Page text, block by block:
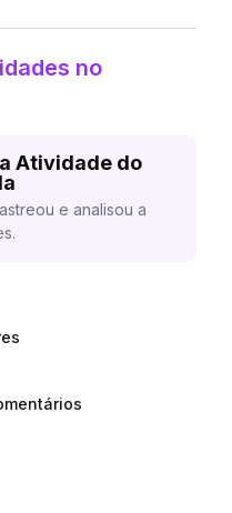
no
Atividade do
e analisou a